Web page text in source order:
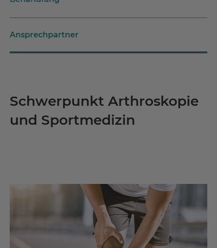
Ansprechpartner
Schwerpunkt Arthroskopie
und Sportmedizin